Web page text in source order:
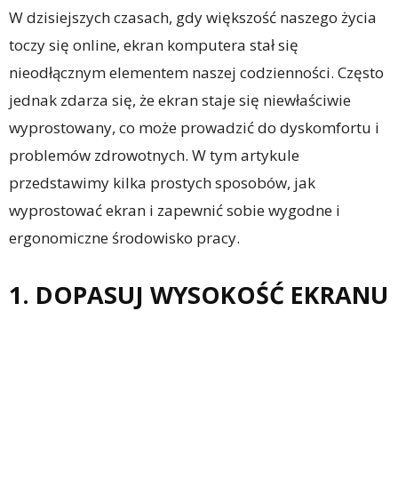
W dzisiejszych czasach, gdy większość naszego życia
toczy się online, ekran komputera stał się
nieodłącznym elementem naszej codzienności. Często
jednak zdarza się, że ekran staje się niewłaściwie
wyprostowany, co może prowadzić do dyskomfortu i
problemów zdrowotnych. W tym artykule
przedstawimy kilka prostych sposobów, jak
wyprostować ekran i zapewnić sobie wygodne i
ergonomiczne środowisko pracy.
1. DOPASUJ WYSOKOŚĆ EKRANU